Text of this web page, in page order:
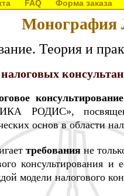
FAQ Форма заказа
Монография
Теория и
РОДИС»,
основ в области
требования не
консультирования
модели налогового